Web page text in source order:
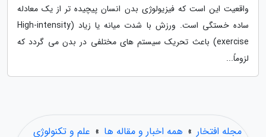
واقعیت این است که فیزیولوژی بدن انسان پیچیده تر از یک معادله
ساده خستگی است. ورزش با شدت میانه یا زیاد (High-intensity
exercise) باعث تحریک سیستم های مختلفی در بدن می گردد که
لزوماً...
مجله افتخار » همه اخبار و مقاله ها » علم و تکنولوژی